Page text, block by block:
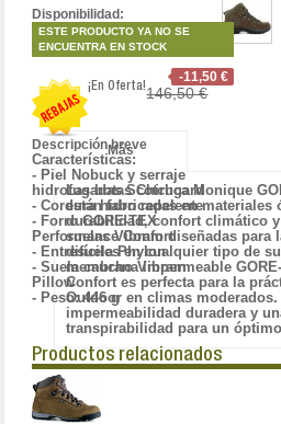
Disponibilidad:
ESTE PRODUCTO YA NO SE
ENCUENTRA EN STOCK
¡En Oferta!
-11,50 €
146,50 €
Descripción breve
Características:
- Piel Nobuck y serraje
hidrofugadas Scotchgard
- Cordura hidro repelente
- Forro GORE-TEX
Performance Confort
- Entresuela Phylon
- Suela caucho Vibram
Pillow
- Peso: 446 g
Más
Las botas Chiruca Monique
están fabricadas en materiales
durabilidad, confort climático
suelas Vibram diseñadas para
difíciles en cualquier tipo de
membrana impermeable
Confort es perfecta para la
Outdoor en climas moderados.
impermeabilidad duradera y
transpirabilidad para un
Productos relacionados